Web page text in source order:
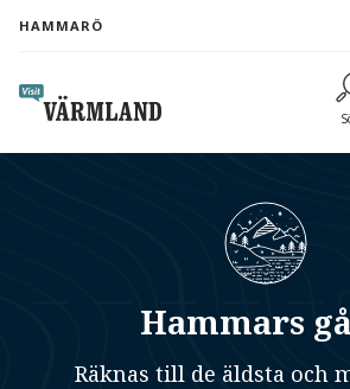
content
HAMMARÖ
Hammars
Räknas till de äldsta och